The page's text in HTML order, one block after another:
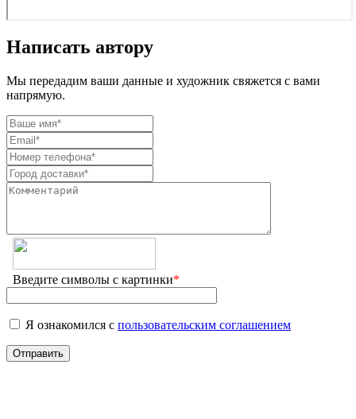
Написать автору
Мы передадим ваши данные и художник свяжется с вами
напрямую.
Введите символы с картинки*
Я ознакомился с пользовательским соглашением